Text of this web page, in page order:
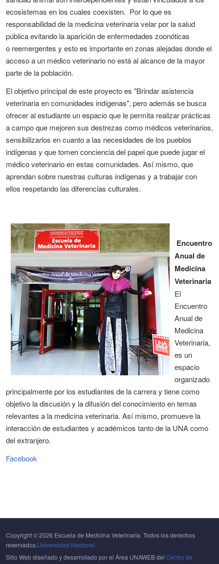
ecosistemas en los cuales coexisten. Por lo que es
responsabilidad de la medicina veterinaria velar por la salud
pública evitando la aparición de enfermedades zoonóticas
o reemergentes y esto es importante en zonas alejadas donde el
acceso a un médico veterinario no está al alcance de la mayor
parte de la población.
El objetivo principal de este proyecto es "Brindar asistencia
veterinaria en comunidades indígenas", pero además sebusca
ofrecer al estudiante un espacio que le permita realizar prácticas
a campo que mejoren sus destrezas como médicos veterinarios,
sensibilizarlos en cuanto a las necesidades de los pueblos
indígenas y que tomen conciencia delpapelque puede jugar el
médico veterinario en estas comunidades. Así mismo, que
aprendan sobre nuestras culturas indígenas y a trabajar con
ellos respetando las diferencias culturales.
Encuentro
Anual de
Medicina
Veterinaria
El
Encuentro
Anual de
Medicina
Veterinaria,
es un
espacio
organizado
principalmente por los estudiantes de la carrera y tiene como
objetivo la discusión y la difusión del conocimiento en temas
relevantes a la medicina veterinaria. Así mismo, promueve la
interacción de estudiantes y académicos tanto de la UNA como
del extranjero.
Facebook
Copyright © 2026 Escuela de Medicina Veterinaria. Todos los derechos
reservados.Universidad Nacional.
Sitio Web diseñado y desarrollado por el Área UNAWEB del Centro de